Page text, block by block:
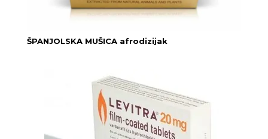
ŠPANJOLSKA MUŠICA afrodizijak